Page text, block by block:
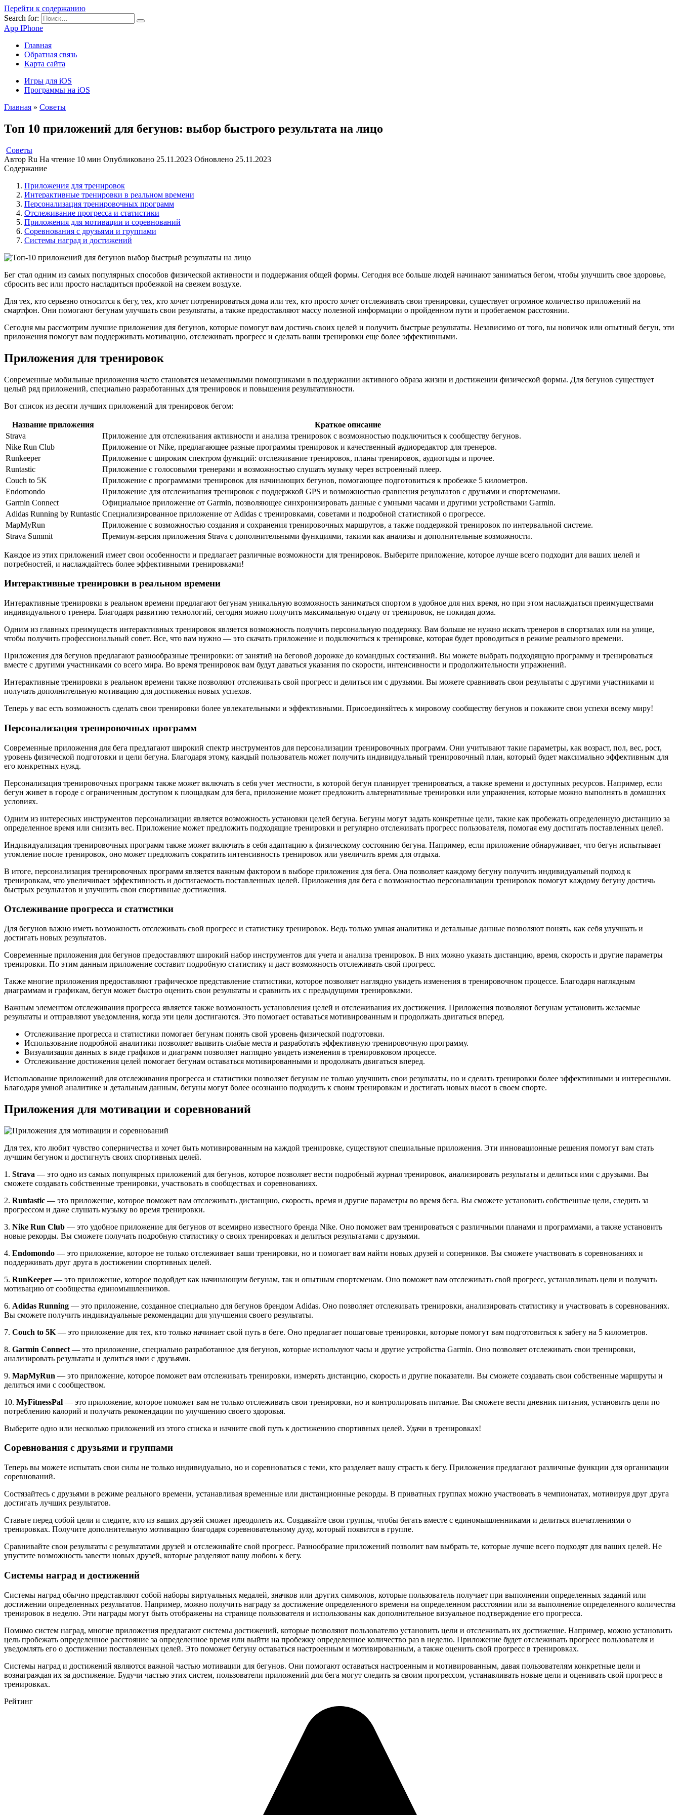
Перейти к содержанию
Search for:
App IPhone
Главная
Обратная связь
Карта сайта
Игры для iOS
Программы на iOS
Главная » Советы
Топ 10 приложений для бегунов: выбор быстрого результата на лицо
Советы
Автор Ru На чтение 10 мин Опубликовано 25.11.2023 Обновлено 25.11.2023
Содержание
Приложения для тренировок
Интерактивные тренировки в реальном времени
Персонализация тренировочных программ
Отслеживание прогресса и статистики
Приложения для мотивации и соревнований
Соревнования с друзьями и группами
Системы наград и достижений
Бег стал одним из самых популярных способов физической активности и поддержания общей формы. Сегодня все больше людей начинают заниматься бегом, чтобы улучшить свое здоровье,
сбросить вес или просто насладиться пробежкой на свежем воздухе.
Для тех, кто серьезно относится к бегу, тех, кто хочет потренироваться дома или тех, кто просто хочет отслеживать свои тренировки, существует огромное количество приложений на
смартфон. Они помогают бегунам улучшать свои результаты, а также предоставляют массу полезной информации о пройденном пути и пробегаемом расстоянии.
Сегодня мы рассмотрим лучшие приложения для бегунов, которые помогут вам достичь своих целей и получить быстрые результаты. Независимо от того, вы новичок или опытный бегун, эти
приложения помогут вам поддерживать мотивацию, отслеживать прогресс и сделать ваши тренировки еще более эффективными.
Приложения для тренировок
Современные мобильные приложения часто становятся незаменимыми помощниками в поддержании активного образа жизни и достижении физической формы. Для бегунов существует
целый ряд приложений, специально разработанных для тренировок и повышения результативности.
Вот список из десяти лучших приложений для тренировок бегом:
Название приложения
Краткое описание
Strava
Приложение для отслеживания активности и анализа тренировок с возможностью подключиться к сообществу бегунов.
Nike Run Club
Приложение от Nike, предлагающее разные программы тренировок и качественный аудиоредактор для тренеров.
Runkeeper
Приложение с широким спектром функций: отслеживание тренировок, планы тренировок, аудиогиды и прочее.
Runtastic
Приложение с голосовыми тренерами и возможностью слушать музыку через встроенный плеер.
Couch to 5K
Приложение с программами тренировок для начинающих бегунов, помогающее подготовиться к пробежке 5 километров.
Endomondo
Приложение для отслеживания тренировок с поддержкой GPS и возможностью сравнения результатов с друзьями и спортсменами.
Garmin Connect
Официальное приложение от Garmin, позволяющее синхронизировать данные с умными часами и другими устройствами Garmin.
Adidas Running by Runtastic Специализированное приложение от Adidas с тренировками, советами и подробной статистикой о прогрессе.
MapMyRun
Приложение с возможностью создания и сохранения тренировочных маршрутов, а также поддержкой тренировок по интервальной системе.
Strava Summit
Премиум-версия приложения Strava с дополнительными функциями, такими как анализы и дополнительные возможности.
Каждое из этих приложений имеет свои особенности и предлагает различные возможности для тренировок. Выберите приложение, которое лучше всего подходит для ваших целей и
потребностей, и наслаждайтесь более эффективными тренировками!
Интерактивные тренировки в реальном времени
Интерактивные тренировки в реальном времени предлагают бегунам уникальную возможность заниматься спортом в удобное для них время, но при этом наслаждаться преимуществами
индивидуального тренера. Благодаря развитию технологий, сегодня можно получить максимальную отдачу от тренировок, не покидая дома.
Одним из главных преимуществ интерактивных тренировок является возможность получить персональную поддержку. Вам больше не нужно искать тренеров в спортзалах или на улице,
чтобы получить профессиональный совет. Все, что вам нужно — это скачать приложение и подключиться к тренировке, которая будет проводиться в режиме реального времени.
Приложения для бегунов предлагают разнообразные тренировки: от занятий на беговой дорожке до командных состязаний. Вы можете выбрать подходящую программу и тренироваться
вместе с другими участниками со всего мира. Во время тренировок вам будут даваться указания по скорости, интенсивности и продолжительности упражнений.
Интерактивные тренировки в реальном времени также позволяют отслеживать свой прогресс и делиться им с друзьями. Вы можете сравнивать свои результаты с другими участниками и
получать дополнительную мотивацию для достижения новых успехов.
Теперь у вас есть возможность сделать свои тренировки более увлекательными и эффективными. Присоединяйтесь к мировому сообществу бегунов и покажите свои успехи всему миру!
Персонализация тренировочных программ
Современные приложения для бега предлагают широкий спектр инструментов для персонализации тренировочных программ. Они учитывают такие параметры, как возраст, пол, вес, рост,
уровень физической подготовки и цели бегуна. Благодаря этому, каждый пользователь может получить индивидуальный тренировочный план, который будет максимально эффективным для
его конкретных нужд.
Персонализация тренировочных программ также может включать в себя учет местности, в которой бегун планирует тренироваться, а также времени и доступных ресурсов. Например, если
бегун живет в городе с ограниченным доступом к площадкам для бега, приложение может предложить альтернативные тренировки или упражнения, которые можно выполнять в домашних
условиях.
Одним из интересных инструментов персонализации является возможность установки целей бегуна. Бегуны могут задать конкретные цели, такие как пробежать определенную дистанцию за
определенное время или снизить вес. Приложение может предложить подходящие тренировки и регулярно отслеживать прогресс пользователя, помогая ему достигать поставленных целей.
Индивидуализация тренировочных программ также может включать в себя адаптацию к физическому состоянию бегуна. Например, если приложение обнаруживает, что бегун испытывает
утомление после тренировок, оно может предложить сократить интенсивность тренировок или увеличить время для отдыха.
В итоге, персонализация тренировочных программ является важным фактором в выборе приложения для бега. Она позволяет каждому бегуну получить индивидуальный подход к
тренировкам, что увеличивает эффективность и достигаемость поставленных целей. Приложения для бега с возможностью персонализации тренировок помогут каждому бегуну достичь
быстрых результатов и улучшить свои спортивные достижения.
Отслеживание прогресса и статистики
Для бегунов важно иметь возможность отслеживать свой прогресс и статистику тренировок. Ведь только умная аналитика и детальные данные позволяют понять, как себя улучшать и
достигать новых результатов.
Современные приложения для бегунов предоставляют широкий набор инструментов для учета и анализа тренировок. В них можно указать дистанцию, время, скорость и другие параметры
тренировки. По этим данным приложение составит подробную статистику и даст возможность отслеживать свой прогресс.
Также многие приложения предоставляют графическое представление статистики, которое позволяет наглядно увидеть изменения в тренировочном процессе. Благодаря наглядным
диаграммам и графикам, бегун может быстро оценить свои результаты и сравнить их с предыдущими тренировками.
Важным элементом отслеживания прогресса является также возможность установления целей и отслеживания их достижения. Приложения позволяют бегунам установить желаемые
результаты и отправляют уведомления, когда эти цели достигаются. Это помогает оставаться мотивированным и продолжать двигаться вперед.
Отслеживание прогресса и статистики помогает бегунам понять свой уровень физической подготовки.
Использование подробной аналитики позволяет выявить слабые места и разработать эффективную тренировочную программу.
Визуализация данных в виде графиков и диаграмм позволяет наглядно увидеть изменения в тренировковом процессе.
Отслеживание достижения целей помогает бегунам оставаться мотивированными и продолжать двигаться вперед.
Использование приложений для отслеживания прогресса и статистики позволяет бегунам не только улучшить свои результаты, но и сделать тренировки более эффективными и интересными.
Благодаря умной аналитике и детальным данным, бегуны могут более осознанно подходить к своим тренировкам и достигать новых высот в своем спорте.
Приложения для мотивации и соревнований
Для тех, кто любит чувство соперничества и хочет быть мотивированным на каждой тренировке, существуют специальные приложения. Эти инновационные решения помогут вам стать
лучшим бегуном и достигнуть своих спортивных целей.
1. Strava — это одно из самых популярных приложений для бегунов, которое позволяет вести подробный журнал тренировок, анализировать результаты и делиться ими с друзьями. Вы
сможете создавать собственные тренировки, участвовать в сообществах и соревнованиях.
2. Runtastic — это приложение, которое поможет вам отслеживать дистанцию, скорость, время и другие параметры во время бега. Вы сможете установить собственные цели, следить за
прогрессом и даже слушать музыку во время тренировки.
3. Nike Run Club — это удобное приложение для бегунов от всемирно известного бренда Nike. Оно поможет вам тренироваться с различными планами и программами, а также установить
новые рекорды. Вы сможете получать подробную статистику о своих тренировках и делиться результатами с друзьями.
4. Endomondo — это приложение, которое не только отслеживает ваши тренировки, но и помогает вам найти новых друзей и соперников. Вы сможете участвовать в соревнованиях и
поддерживать друг друга в достижении спортивных целей.
5. RunKeeper — это приложение, которое подойдет как начинающим бегунам, так и опытным спортсменам. Оно поможет вам отслеживать свой прогресс, устанавливать цели и получать
мотивацию от сообщества единомышленников.
6. Adidas Running — это приложение, созданное специально для бегунов брендом Adidas. Оно позволяет отслеживать тренировки, анализировать статистику и участвовать в соревнованиях.
Вы сможете получить индивидуальные рекомендации для улучшения своего результаты.
7. Couch to 5K — это приложение для тех, кто только начинает свой путь в беге. Оно предлагает пошаговые тренировки, которые помогут вам подготовиться к забегу на 5 километров.
8. Garmin Connect — это приложение, специально разработанное для бегунов, которые используют часы и другие устройства Garmin. Оно позволяет отслеживать свои тренировки,
анализировать результаты и делиться ими с друзьями.
9. MapMyRun — это приложение, которое поможет вам отслеживать тренировки, измерять дистанцию, скорость и другие показатели. Вы сможете создавать свои собственные маршруты и
делиться ими с сообществом.
10. MyFitnessPal — это приложение, которое поможет вам не только отслеживать свои тренировки, но и контролировать питание. Вы сможете вести дневник питания, установить цели по
потреблению калорий и получать рекомендации по улучшению своего здоровья.
Выберите одно или несколько приложений из этого списка и начните свой путь к достижению спортивных целей. Удачи в тренировках!
Соревнования с друзьями и группами
Теперь вы можете испытать свои силы не только индивидуально, но и соревноваться с теми, кто разделяет вашу страсть к бегу. Приложения предлагают различные функции для организации
соревнований.
Состязайтесь с друзьями в режиме реального времени, устанавливая временные или дистанционные рекорды. В приватных группах можно участвовать в чемпионатах, мотивируя друг друга
достигать лучших результатов.
Ставьте перед собой цели и следите, кто из ваших друзей сможет преодолеть их. Создавайте свои группы, чтобы бегать вместе с единомышленниками и делиться впечатлениями о
тренировках. Получите дополнительную мотивацию благодаря соревновательному духу, который появится в группе.
Сравнивайте свои результаты с результатами друзей и отслеживайте свой прогресс. Разнообразие приложений позволит вам выбрать те, которые лучше всего подходят для ваших целей. Не
упустите возможность завести новых друзей, которые разделяют вашу любовь к бегу.
Системы наград и достижений
Системы наград обычно представляют собой наборы виртуальных медалей, значков или других символов, которые пользователь получает при выполнении определенных заданий или
достижении определенных результатов. Например, можно получить награду за достижение определенного времени на определенном расстоянии или за выполнение определенного количества
тренировок в неделю. Эти награды могут быть отображены на странице пользователя и использованы как дополнительное визуальное подтверждение его прогресса.
Помимо систем наград, многие приложения предлагают системы достижений, которые позволяют пользователю установить цели и отслеживать их достижение. Например, можно установить
цель пробежать определенное расстояние за определенное время или выйти на пробежку определенное количество раз в неделю. Приложение будет отслеживать прогресс пользователя и
уведомлять его о достижении поставленных целей. Это поможет бегуну оставаться настроенным и мотивированным, а также оценить свой прогресс в тренировках.
Системы наград и достижений являются важной частью мотивации для бегунов. Они помогают оставаться настроенным и мотивированным, давая пользователям конкретные цели и
вознаграждая их за достижение. Будучи частью этих систем, пользователи приложений для бега могут следить за своим прогрессом, устанавливать новые цели и оценивать свой прогресс в
тренировках.
Рейтинг